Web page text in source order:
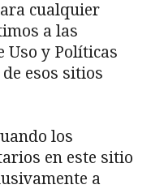
cualquier
a las
Uso y Políticas
esos sitios
los
en este sitio
a